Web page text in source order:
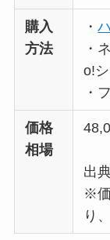
購入
方法
・
・
o!
・
価格
相場
出
※
り